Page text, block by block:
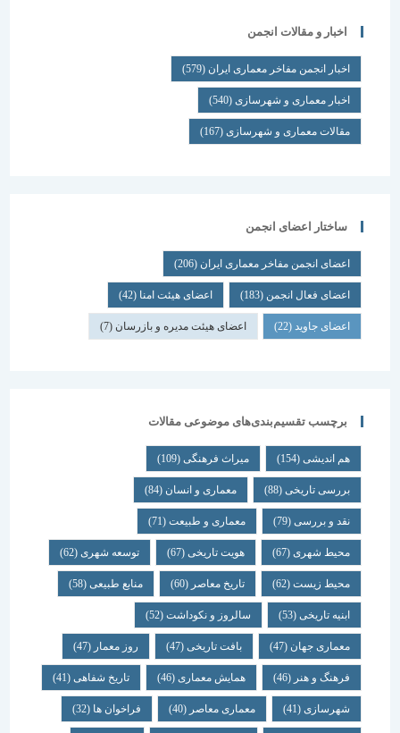
اخبار و مقالات انجمن
اخبار انجمن مفاخر معماری ایران (579)
اخبار معماری و شهرسازی(540)
مقالات معماری و شهرسازی(167)
ساختار اعضای انجمن
اعضای انجمن مفاخر معماری ایران (206)
اعضای فعال انجمن(183) اعضای هیئت امنا(42)
اعضای جاوید(22) اعضای هیئت مدیره و بازرسان(7)
برچسب تقسیم‌بندی‌های موضوعی مقالات
هم اندیشی (154) میراث فرهنگی (109)
بررسی تاریخی (88) معماری و انسان (84)
نقد و بررسی (79) معماری و طبیعت (71)
محیط شهری(67) هویت تاریخی(67) توسعه شهری(62)
محیط زیست(62) تاریخ معاصر(60) منابع طبیعی(58)
ابنیه تاریخی(53) سالروز و نکوداشت(52)
معماری جهان (47) بافت تاریخی(47) روز معمار(47)
فرهنگ و هنر(46) همایش معماری (46) تاریخ شفاهی (41)
شهرسازی(41) معماری معاصر(40) فراخوان ها (32)